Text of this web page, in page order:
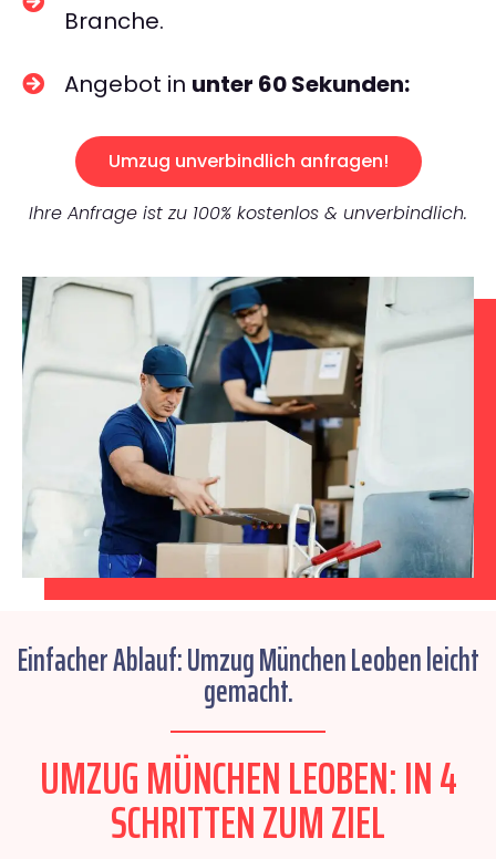
Branche.
Angebot in unter 60 Sekunden:
Umzug unverbindlich anfragen!
Ihre Anfrage ist zu 100% kostenlos & unverbindlich.
Einfacher Ablauf: Umzug München Leoben leicht
gemacht.
UMZUG MÜNCHEN LEOBEN: IN 4
SCHRITTEN ZUM ZIEL